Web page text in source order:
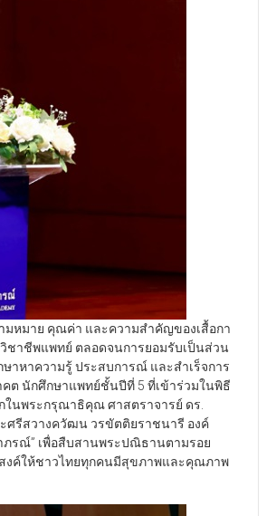
มหมาย คุณค่า และความสำคัญของเสื้อกา
าชีพแพทย์ ตลอดจนการยอมรับเป็นส่วน
าหาความรู้ ประสบการณ์ และสำเร็จการ
ต นักศึกษาแพทย์ชั้นปีที่ 5 ที่เข้าร่วมในพิธี
ในพระกรุณาธิคุณ ศาสตราจารย์ ดร.
ศรีสวางควัฒน วรขัตติยราชนารี องค์
รณ์” เพื่อสืบสานพระปณิธานตามรอย
งค์ให้ชาวไทยทุกคนมีสุขภาพและคุณภาพ